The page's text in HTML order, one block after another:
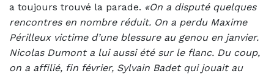
a toujours trouvé la parade. «On a disputé quelques
rencontres en nombre réduit. On a perdu Maxime
Périlleux victime d’une blessure au genou en janvier.
Nicolas Dumont a lui aussi été sur le flanc. Du coup,
on a affilié, fin février, Sylvain Badet qui jouait au